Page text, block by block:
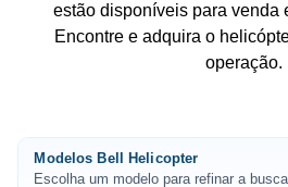
estão disponíveis para venda
Encontre e adquira o
operação.
Modelos Bell Helicopter
Escolha um modelo para refinar a